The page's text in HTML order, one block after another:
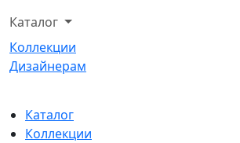
Каталог
Коллекции
Дизайнерам
Каталог
Коллекции